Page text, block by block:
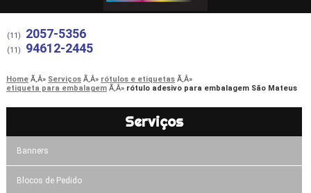
(11) 2057-5356
(11) 94612-2445
Home Serviços
rótulos e etiquetas
etiqueta para embalagem
rótulo adesivo para embalagem São Mateus
Serviços
Banners
Blocos de Pedido